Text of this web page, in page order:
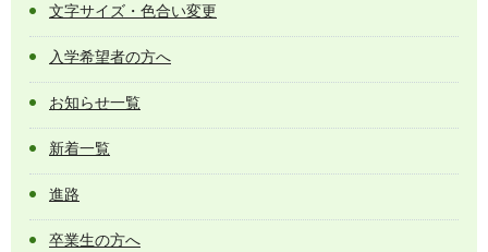
文字サイズ・色合い変更
入学希望者の方へ
お知らせ一覧
新着一覧
進路
卒業生の方へ